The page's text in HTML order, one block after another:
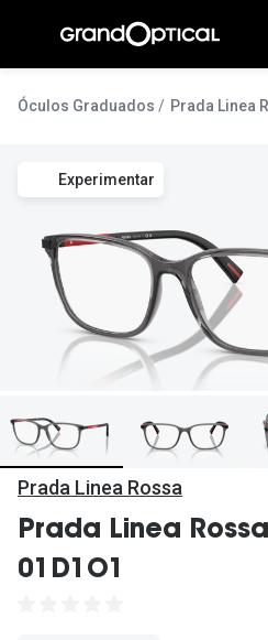
conteúdo
Óculos Graduados Prada Linea
Experimentar
Prada Linea Rossa
Prada Linea
01D1O1